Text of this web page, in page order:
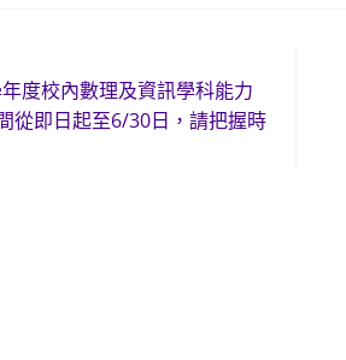
度校內數理及資訊學科能力
從即日起至6/30日，請把握時